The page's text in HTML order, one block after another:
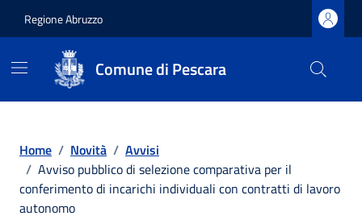
Regione Abruzzo
Comune di Pescara
Home / Novità / Avvisi
/ Avviso pubblico di selezione comparativa per il
conferimento di incarichi individuali con contratti di lavoro
autonomo